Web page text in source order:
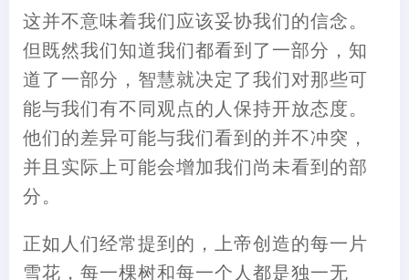
这并不意味着我们应该妥协我们的信念。
但既然我们知道我们都看到了一部分，知
道了一部分，智慧就决定了我们对那些可
能与我们有不同观点的人保持开放态度。
他们的差异可能与我们看到的并不冲突，
并且实际上可能会增加我们尚未看到的部
分。
正如人们经常提到的，上帝创造的每一片
雪花，每一棵树和每一个人都是独一无